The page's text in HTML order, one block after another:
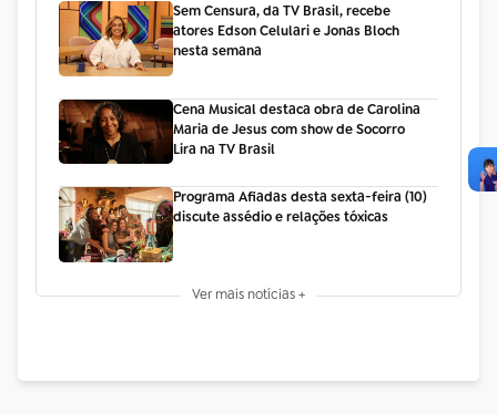
Sem Censura, da TV Brasil, recebe
atores Edson Celulari e Jonas Bloch
nesta semana
Cena Musical destaca obra de Carolina
Maria de Jesus com show de Socorro
Lira na TV Brasil
Programa Afiadas desta sexta-feira (10)
discute assédio e relações tóxicas
Ver mais notícias +